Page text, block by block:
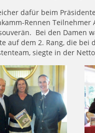
dafür beim
Rennen Teilnehmer
Bei den Damen
auf dem 2. Rang, die bei
siegte in der